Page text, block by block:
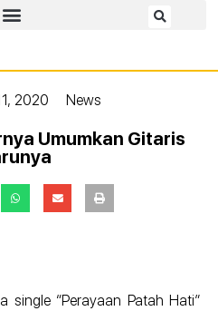
2020 News
Umumkan Gitaris
single “Perayaan Patah Hati”